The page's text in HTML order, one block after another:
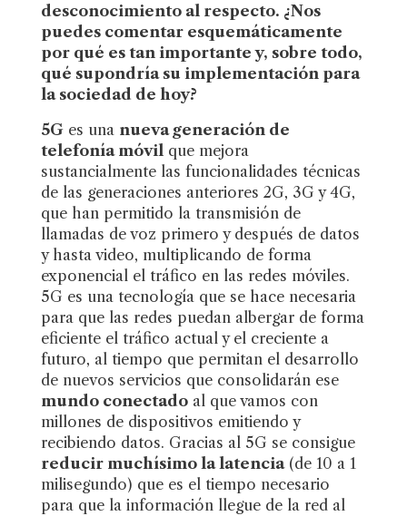
desconocimiento al respecto. ¿Nos
puedes comentar esquemáticamente
por qué es tan importante y, sobre todo,
qué supondría su implementación para
la sociedad de hoy?
5Ges una nueva generación de
telefonía móvilque mejora
sustancialmente las funcionalidades técnicas
de las generaciones anteriores 2G, 3G y 4G,
que han permitido la transmisión de
llamadas de voz primero y después de datos
y hasta video, multiplicando de forma
exponencial el tráfico en las redes móviles.
5G es una tecnología que se hace necesaria
para que las redes puedan albergar de forma
eficiente el tráfico actual y el creciente a
futuro, al tiempo que permitan el desarrollo
de nuevos servicios que consolidarán ese
mundo conectadoal que vamos con
millones de dispositivos emitiendo y
recibiendo datos. Gracias al 5G se consigue
reducir muchísimo la latencia(de 10 a 1
milisegundo) que es el tiempo necesario
para que la información llegue de la red al